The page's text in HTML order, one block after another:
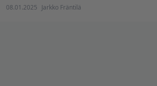
08.01.2025 Jarkko Fräntilä